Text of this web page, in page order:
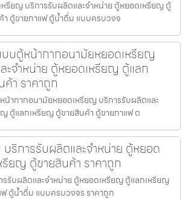
หรียญ บริการรับผลิตและจำหน่าย ตู้หยอดเหรียญ ตู้
ตู้ขายกาแฟ ตู้น้ำดื่ม แบบครบวงจ
บบตู้หน้ากากอนามัยหยอดเหรียญ​​
ะจำหน่าย ตู้หยอดเหรียญ ตู้แลก
า ราคาถูก
น้ากากอนามัยหยอดเหรียญ​​ บริการรับผลิตและ
ตู้แลกเหรียญ ตู้ขายสินค้า ตู้ขายกาแฟ ต
ริการรับผลิตและจำหน่าย ตู้หยอด
ยญ ตู้ขายสินค้า ราคาถูก
รับผลิตและจำหน่าย ตู้หยอดเหรียญ ตู้แลกเหรียญ
ตู้น้ำดื่ม แบบครบวงจร ราคาถูก